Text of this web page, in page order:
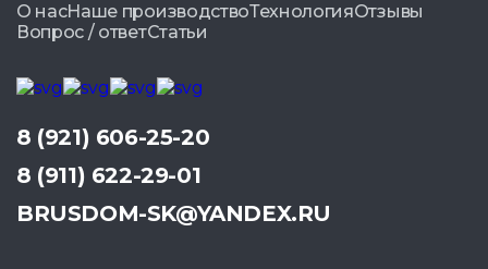
О насНаше производствоТехнологияОтзывы
Вопрос / ответСтатьи
8 (921) 606-25-20
8 (911) 622-29-01
BRUSDOM-SK@YANDEX.RU